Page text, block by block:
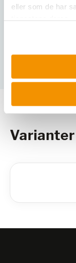
eller som de har
Varianter